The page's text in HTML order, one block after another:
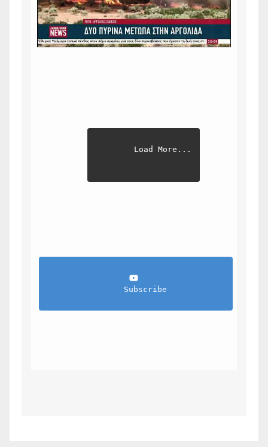
Load More...
                Subscribe